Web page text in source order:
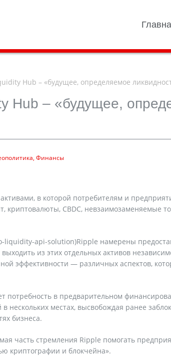
Hub – «будущее, определяемое
Hub – «будущее,
Финансы
в которой потребителям и
CBDC, невзаимозаменяемые
api-solution)Ripple намерены
из этих отдельных активов
эффективности — различных аспектов,
потребность в предварительном
нескольких местах, высвобождая ранее
бизнеса.
часть стремления Ripple помогать
криптографии и блокчейна».